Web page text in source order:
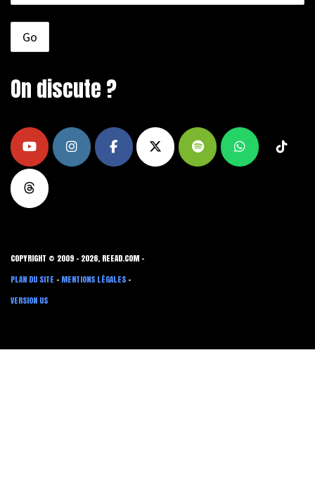
On discute ?
COPYRIGHT © 2009 - 2026, REEAD.COM -
PLAN DU SITE - MENTIONS LÉGALES -
VERSION US